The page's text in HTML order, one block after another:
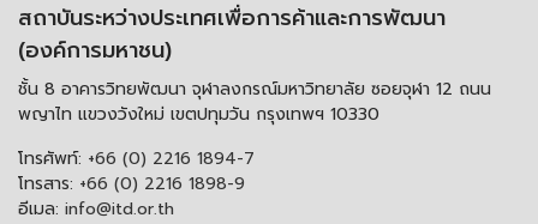
สถาบันระหว่างประเทศเพื่อการค้าและการพัฒนา
(องค์การมหาชน)
ชั้น 8 อาคารวิทยพัฒนา จุฬาลงกรณ์มหาวิทยาลัย ซอยจุฬา 12 ถนน
พญาไท แขวงวังใหม่ เขตปทุมวัน กรุงเทพฯ 10330
โทรศัพท์: +66 (0) 2216 1894-7
โทรสาร: +66 (0) 2216 1898-9
อีเมล: info@itd.or.th